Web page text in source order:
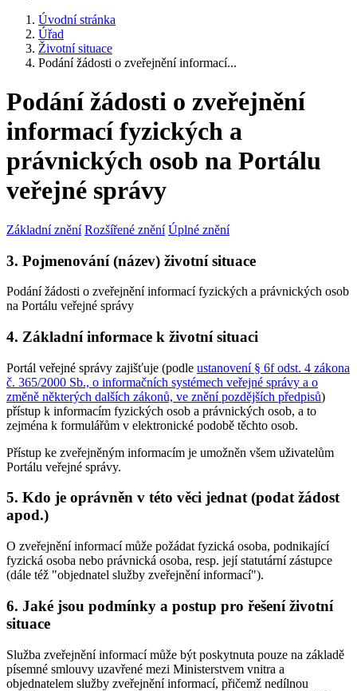
Úvodní stránka
Úřad
Životní situace
Podání žádosti o zveřejnění informací...
Podání žádosti o zveřejnění
informací fyzických a
právnických osob na Portálu
veřejné správy
Základní znění Rozšířené znění Úplné znění
3. Pojmenování (název) životní situace
Podání žádosti o zveřejnění informací fyzických a právnických osob
na Portálu veřejné správy
4. Základní informace k životní situaci
Portál veřejné správy zajišťuje (podle ustanovení § 6f odst. 4 zákona
č. 365/2000 Sb., o informačních systémech veřejné správy a o
změně některých dalších zákonů, ve znění pozdějších předpisů)
přístup k informacím fyzických osob a právnických osob, a to
zejména k formulářům v elektronické podobě těchto osob.
Přístup ke zveřejněným informacím je umožněn všem uživatelům
Portálu veřejné správy.
5. Kdo je oprávněn v této věci jednat (podat žádost
apod.)
O zveřejnění informací může požádat fyzická osoba, podnikající
fyzická osoba nebo právnická osoba, resp. její statutární zástupce
(dále též "objednatel služby zveřejnění informací").
6. Jaké jsou podmínky a postup pro řešení životní
situace
Služba zveřejnění informací může být poskytnuta pouze na základě
písemné smlouvy uzavřené mezi Ministerstvem vnitra a
objednatelem služby zveřejnění informací, přičemž nedílnou